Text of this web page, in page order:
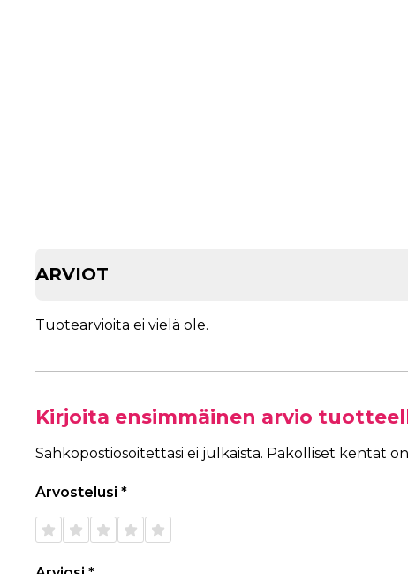
ARVIOT
Tuotearvioita ei vielä ole.
Kirjoita ensimmäinen arvio
Sähköpostiosoitettasi ei julkaista. Pakolliset kentät
Arvostelusi *
1/5
tähteä
2/5
tähteä
3/5
tähteä
4/5
tähteä
5/5
tähteä